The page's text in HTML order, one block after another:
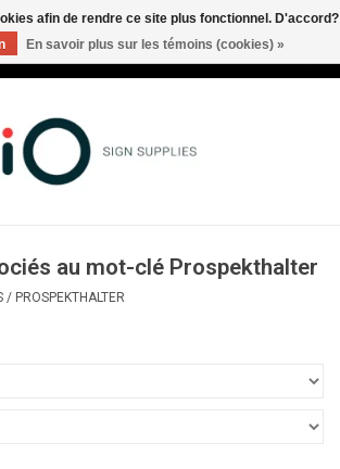
3 353 67
au mot-clé Prospekthalter
/ PROSPEKTHALTER
afin de rendre ce site plus fonctionnel. D'accord?
En savoir plus sur les témoins (cookies) »